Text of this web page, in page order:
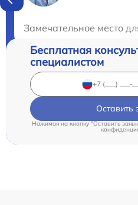
Замечательное место
Бесплатная
специалистом
Оставить
Нажимая на кнопку "Оставить